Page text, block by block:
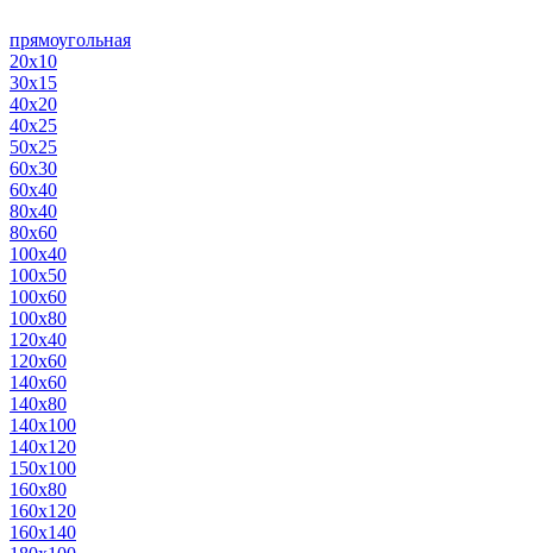
прямоугольная
20х10
30х15
40х20
40х25
50х25
60х30
60х40
80х40
80х60
100х40
100х50
100х60
100х80
120х40
120х60
140х60
140х80
140х100
140х120
150х100
160х80
160х120
160х140